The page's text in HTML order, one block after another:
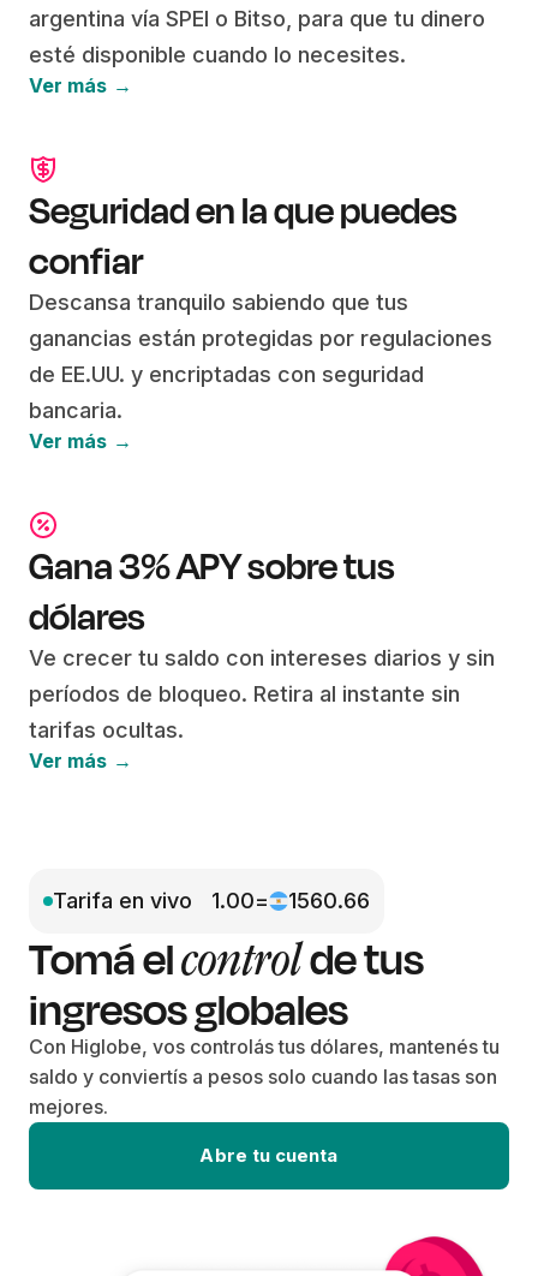
argentina vía SPEI o Bitso, para que tu dinero
esté disponible cuando lo necesites.
Ver más →
Seguridad en la que puedes
confiar
Descansa tranquilo sabiendo que tus
ganancias están protegidas por regulaciones
de EE.UU. y encriptadas con seguridad
bancaria.
Ver más →
Gana 3% APY sobre tus
dólares
Ve crecer tu saldo con intereses diarios y sin
períodos de bloqueo. Retira al instante sin
tarifas ocultas.
Ver más →
Tarifa en vivo 1.00= 1560.66
Tomá elcontrolde tus
ingresos globales
Con Higlobe, vos controlás tus dólares, mantenés tu
saldo y conviertís a pesos solo cuando las tasas son
mejores.
Abre tu cuenta